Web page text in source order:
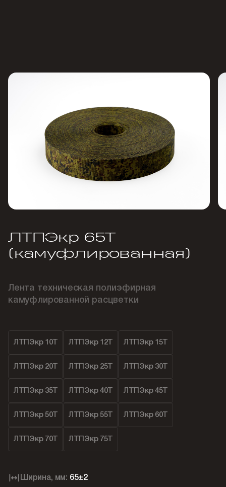
ЛТПЭкр 65Т
(камуфлированная)
Лента техническая полиэфирная
камуфлированной расцветки
ЛТПЭкр 10Т ЛТПЭкр 12Т ЛТПЭкр 15Т
ЛТПЭкр 20Т ЛТПЭкр 25Т ЛТПЭкр 30Т
ЛТПЭкр 35Т ЛТПЭкр 40Т ЛТПЭкр 45Т
ЛТПЭкр 50Т ЛТПЭкр 55Т ЛТПЭкр 60Т
ЛТПЭкр 70Т ЛТПЭкр 75Т
Ширина, мм: 65±2